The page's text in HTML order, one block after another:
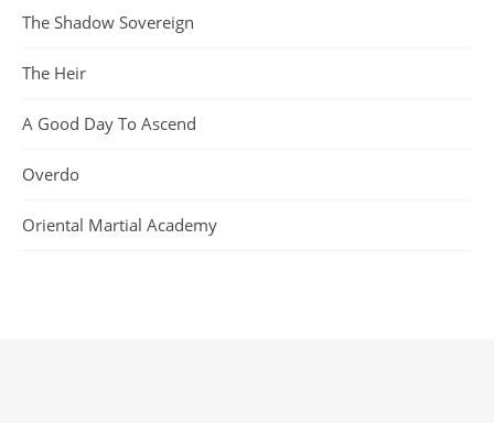
The Shadow Sovereign
The Heir
A Good Day To Ascend
Overdo
Oriental Martial Academy